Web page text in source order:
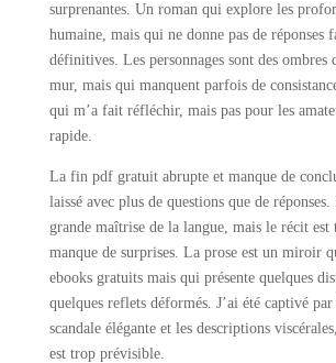
surprenantes. Un roman qui explore les
humaine, mais qui ne donne pas de réponses
définitives. Les personnages sont des ombres
mur, mais qui manquent parfois de
qui m’a fait réfléchir, mais pas pour les
rapide.
La fin pdf gratuit abrupte et manque de
laissé avec plus de questions que de réponses.
grande maîtrise de la langue, mais le récit
manque de surprises. La prose est un miroir
ebooks gratuits mais qui présente quelques
quelques reflets déformés. J’ai été captivé
scandale élégante et les descriptions
est trop prévisible.